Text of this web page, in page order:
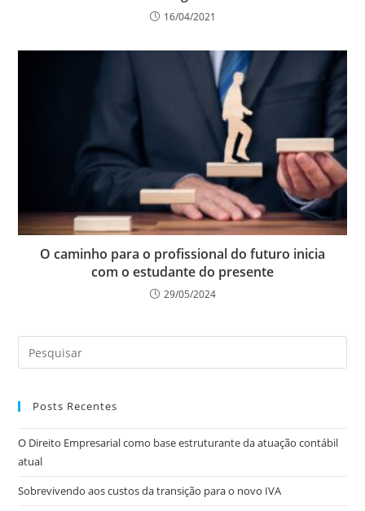
16/04/2021
O caminho para o profissional do futuro inicia
com o estudante do presente
29/05/2024
Posts Recentes
O Direito Empresarial como base estruturante da atuação contábil
atual
Sobrevivendo aos custos da transição para o novo IVA